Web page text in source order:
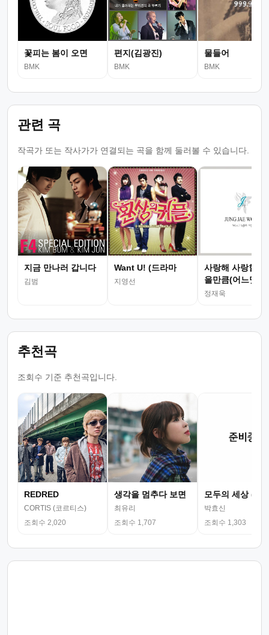
꽃피는 봄이 오면
BMK
편지(김광진)
BMK
물들어
BMK
관련 곡
작곡가 또는 작사가가 연결되는 곡을 함께 둘러볼 수 있습니다.
지금 만나러 갑니다
김범
Want U! (드라마
지영선
사랑해 사랑할
을만큼(어느멋진
정재욱
추천곡
조회수 기준 추천곡입니다.
REDRED
CORTIS (코르티스)
조회수 2,020
생각을 멈추다 보면
최유리
조회수 1,707
모두의 세상 (뮤
박효신
조회수 1,303